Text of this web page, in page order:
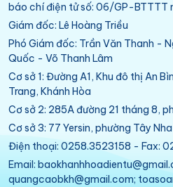
báo chí điện tử số: 06/GP-BTTTT
Giám đốc: Lê Hoàng Triều
Phó Giám đốc: Trần Văn Thanh -
Quốc - Võ Thanh Lâm
Cơ sở 1: Đường A1, Khu đô thị An
Trang, Khánh Hòa
Cơ sở 2: 285A đường 21 tháng 8,
Cơ sở 3: 77 Yersin, phường Tây
Điện thoại: 0258.3523158 - Fax:
Email:
quangcaobkh@gmail.com;